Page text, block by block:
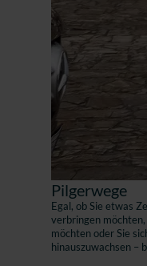
Pilgerwege
Egal, ob Sie etwas
verbringen möchten,
möchten oder Sie
hinauszuwachsen –